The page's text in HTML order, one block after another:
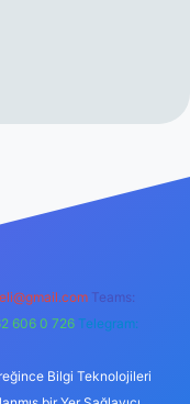
Teams:
606 0 726 Telegram:
Bilgi Teknolojileri